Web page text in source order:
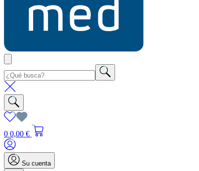
0 0,00 €
Su cuenta